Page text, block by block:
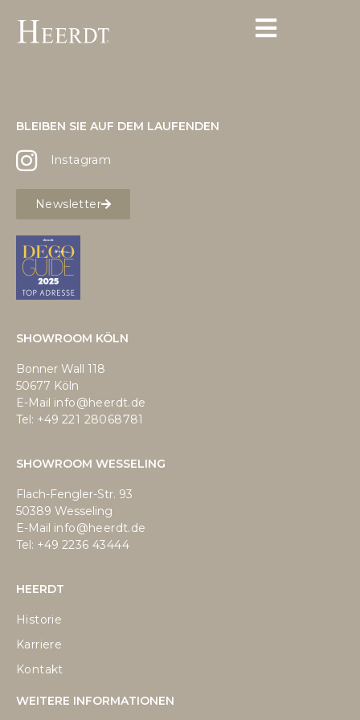
BLEIBEN SIE AUF DEM LAUFENDEN
Instagram
Newsletter
SHOWROOM KÖLN
Bonner Wall 118
50677 Köln
E-Mail info@heerdt.de
Tel: +49 221 28068781
SHOWROOM WESSELING
Flach-Fengler-Str. 93
50389 Wesseling
E-Mail info@heerdt.de
Tel: +49 2236 43444
HEERDT
Historie
Karriere
Kontakt
WEITERE INFORMATIONEN